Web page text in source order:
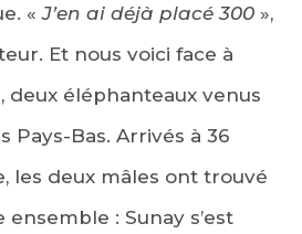
«J’en ai déjà placé 300 »,
Et nous voici face à
deux éléphanteaux venus
Pays-Bas. Arrivés à 36
les deux mâles ont trouvé
: Sunay s’est